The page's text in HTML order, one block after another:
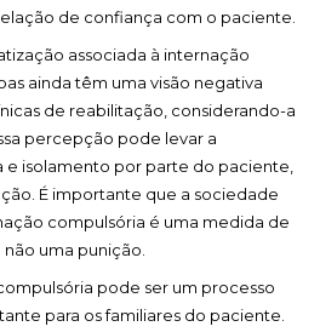
de confiança com o paciente.
associada à internação
ainda têm uma visão negativa
de reabilitação, considerando-a
percepção pode levar a
isolamento por parte do paciente,
É importante que a sociedade
compulsória é uma medida de
uma punição.
pode ser um processo
para os familiares do paciente.